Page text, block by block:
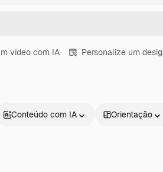
vídeo com IA Personalize um
Conteúdo com IA Orientação